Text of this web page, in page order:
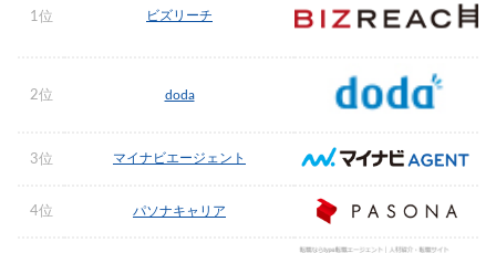
1位 ビズリーチ
2位 doda
3位 マイナビエージェント
4位 パソナキャリア